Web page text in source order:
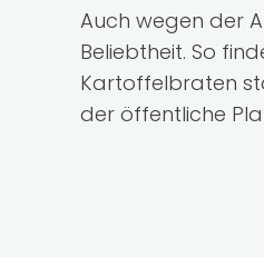
Auch wegen der
Beliebtheit. So
Kartoffelbraten
der öffentliche